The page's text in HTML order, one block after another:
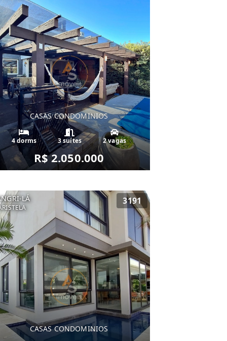
CASAS CONDOMINIOS
4 dorms 3 suítes 2 vagas
R$ 2.050.000
LÁ 3191
CASAS CONDOMINIOS